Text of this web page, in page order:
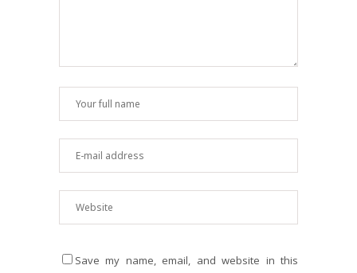
Save my name, email, and website in this